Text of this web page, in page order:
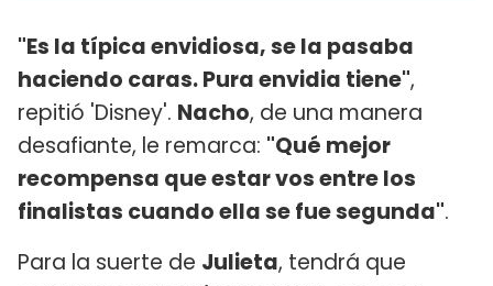
"Es la típica envidiosa, se la pasaba
haciendo caras. Pura envidia tiene",
repitió 'Disney'. Nacho, de una manera
desafiante, le remarca: "Qué mejor
recompensa que estar vos entre los
finalistas cuando ella se fue segunda".
Para la suerte de Julieta, tendrá que